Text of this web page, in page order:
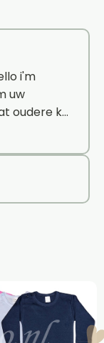
i'm
uw
oudere k…